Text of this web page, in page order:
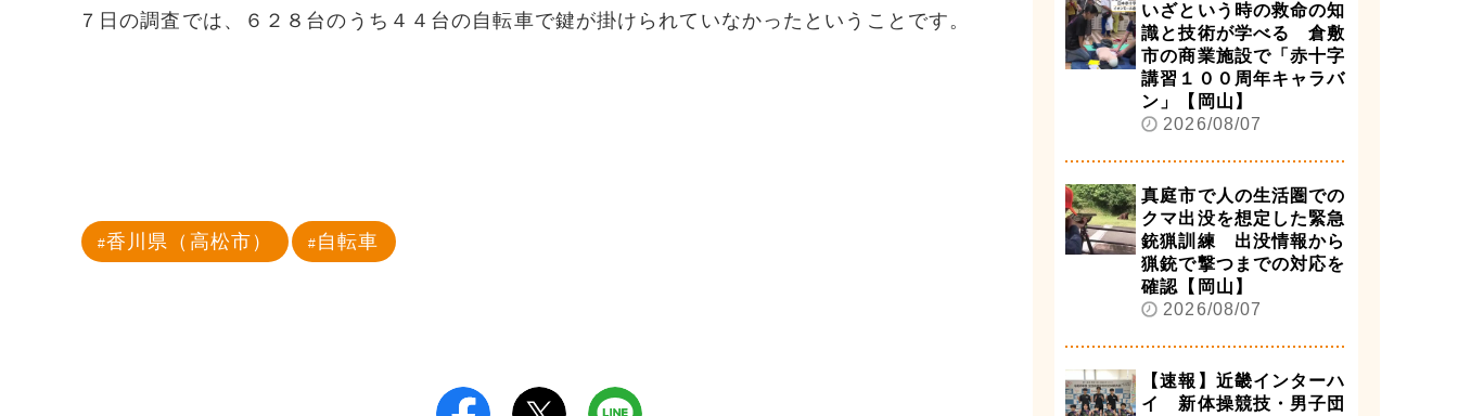
７日の調査では、６２８台のうち４４台の自転車で鍵が掛けられていなかったということです。
香川県（高松市） 自転車
いざという時の救命の知
識と技術が学べる 倉敷
市の商業施設で「赤十字
講習１００周年キャラバ
ン」【岡山】
2026/08/07
真庭市で人の生活圏での
クマ出没を想定した緊急
銃猟訓練 出没情報から
猟銃で撃つまでの対応を
確認【岡山】
2026/08/07
【速報】近畿インターハ
イ 新体操競技・男子団